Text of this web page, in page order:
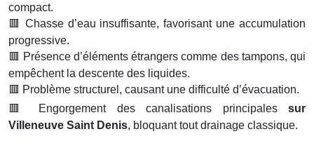
compact.
🟥
Chasse d’eau insuffisante, favorisant une accumulation
progressive.
🟥 Présence d’éléments étrangers comme des tampons, qui
empêchent la descente des liquides.
🟥 Problème structurel, causant une difficulté d’évacuation.
🟥
Engorgement des canalisations principales sur
Villeneuve Saint Denis, bloquant tout drainage classique.